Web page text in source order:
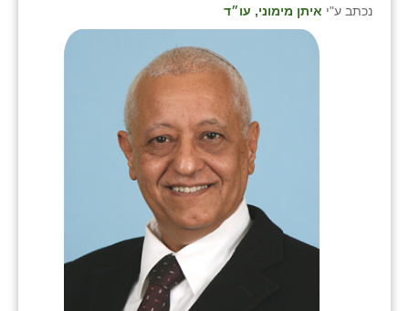
נכתב ע"י איתן מימוני, עו״ד